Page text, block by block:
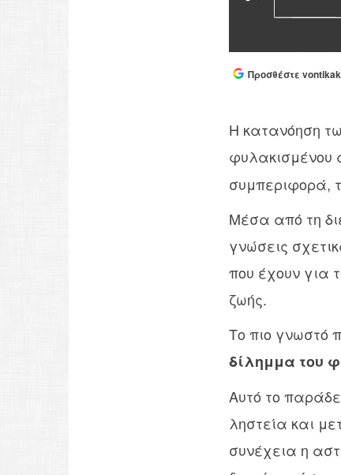
Προσθέστε
Η κατανόηση
φυλακισμένου
συμπεριφορά,
Μέσα από τη
γνώσεις
που έχουν για
ζωής.
Το πιο γνωστό
δίλημμα του
Αυτό το
ληστεία και
συνέχεια η